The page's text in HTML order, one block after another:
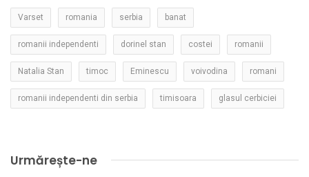
Varset romania serbia banat
romanii independenti dorinel stan costei romanii
Natalia Stan timoc Eminescu voivodina romani
romanii independenti din serbia timisoara glasul cerbiciei
Urmărește-ne